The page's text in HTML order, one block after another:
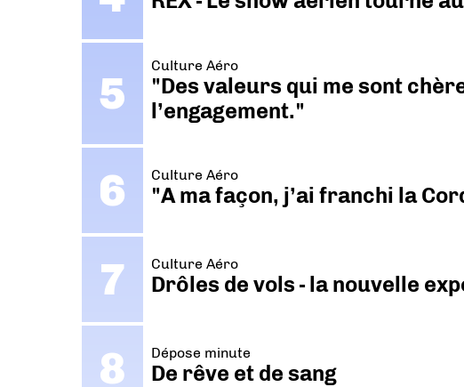
Culture Aéro
"Des valeurs qui me sont
l’engagement."
Culture Aéro
"A ma façon, j’ai franchi la
Culture Aéro
Drôles de vols - la nouvelle
Dépose minute
De rêve et de sang